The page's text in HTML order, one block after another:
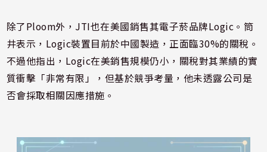
除了Ploom外，JTI也在美國銷售其電子菸品牌Logic。筒
井表示，Logic裝置目前於中國製造，正面臨30%的關稅。
不過他指出，Logic在美銷售規模仍小，關稅對其業績的實
質衝擊「非常有限」，但基於競爭考量，他未透露公司是
否會採取相關因應措施。